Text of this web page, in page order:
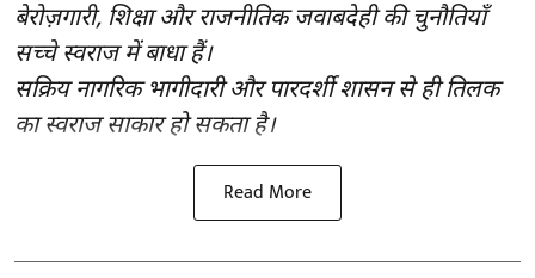
बेरोज़गारी, शिक्षा और राजनीतिक जवाबदेही की चुनौतियाँ
सच्चे स्वराज में बाधा हैं।
सक्रिय नागरिक भागीदारी और पारदर्शी शासन से ही तिलक
का स्वराज साकार हो सकता है।
Read More